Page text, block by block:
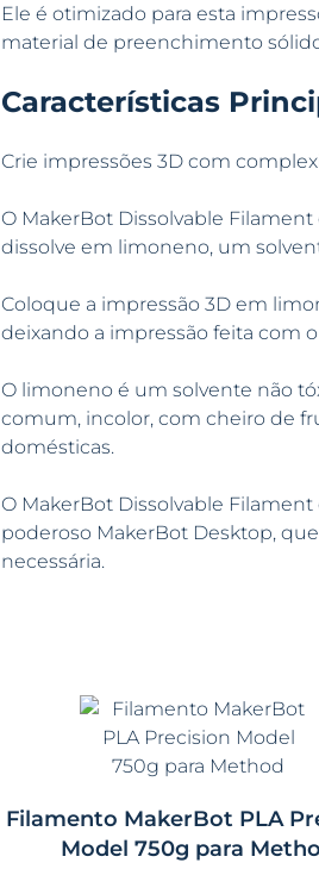
Ele é otimizado para esta
material de preenchimento
Características
Crie impressões 3D com
O MakerBot Dissolvable
dissolve em limoneno, um
Coloque a impressão 3D em
deixando a impressão feita com
O limoneno é um solvente não
comum, incolor, com cheiro de
domésticas.
O MakerBot Dissolvable
poderoso MakerBot Desktop,
necessária.
Filamento MakerBot PLA
Model 750g para